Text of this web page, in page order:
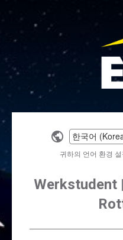
Select
language
귀하의 언어 환경
Werkstudent